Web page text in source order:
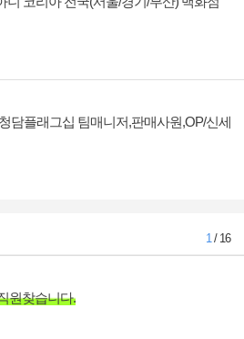
담플래그십 팀매니저,판매사원,OP/신세
1/ 16
원찾습니다.